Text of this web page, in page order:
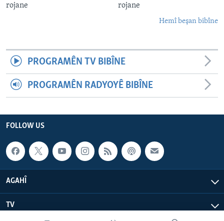
rojane
rojane
Hemî beşan bibîne
PROGRAMÊN TV BIBÎNE
PROGRAMÊN RADYOYÊ BIBÎNE
FOLLOW US
AGAHÎ
TV